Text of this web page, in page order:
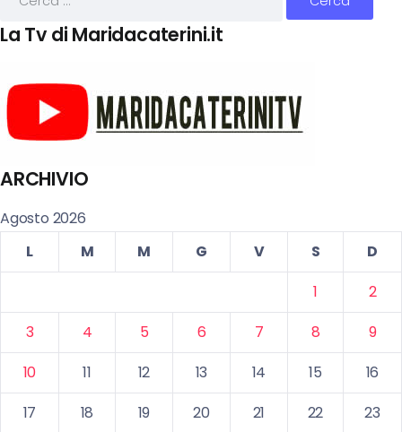
La Tv di Maridacaterini.it
ARCHIVIO
Agosto 2026
L
M M G V S
D
1
2
3
4 5 6 7 8
9
10
11 12 13 14 15
16
17
18 19 20 21 22
23